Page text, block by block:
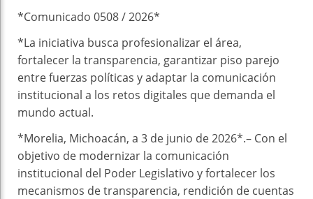
*Comunicado 0508 / 2026*
*La iniciativa busca profesionalizar el área,
fortalecer la transparencia, garantizar piso parejo
entre fuerzas políticas y adaptar la comunicación
institucional a los retos digitales que demanda el
mundo actual.
*Morelia, Michoacán, a 3 de junio de 2026*.– Con el
objetivo de modernizar la comunicación
institucional del Poder Legislativo y fortalecer los
mecanismos de transparencia, rendición de cuentas